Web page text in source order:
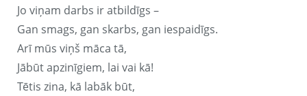
Jo viņam darbs ir atbildīgs –
Gan smags, gan skarbs, gan iespaidīgs.
Arī mūs viņš māca tā,
Jābūt apzinīgiem, lai vai kā!
Tētis zina, kā labāk būt,